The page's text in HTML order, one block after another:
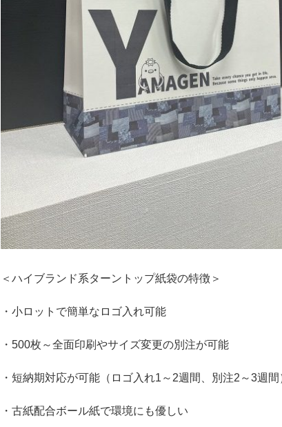
＜ハイブランド系ターントップ紙袋の特徴＞
・小ロットで簡単なロゴ入れ可能
・500枚～全面印刷やサイズ変更の別注が可能
・短納期対応が可能（ロゴ入れ1～2週間、別注2～3週間
・古紙配合ボール紙で環境にも優しい